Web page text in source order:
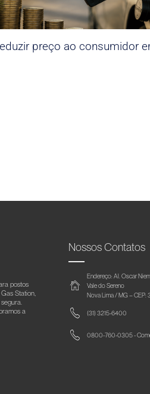
preço ao consumidor
postos
Station,
a
Nossos Contatos
Endereço: Al. Oscar
Vale do Sereno
Nova Lima / MG –
(31) 3215-6400
0800-760-0305 -